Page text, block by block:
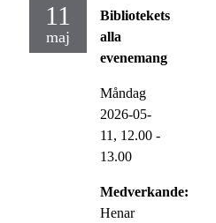
11
maj
Bibliotekets
alla
evenemang
Måndag
2026-05-
11, 12.00 -
13.00
Medverkande:
Henar